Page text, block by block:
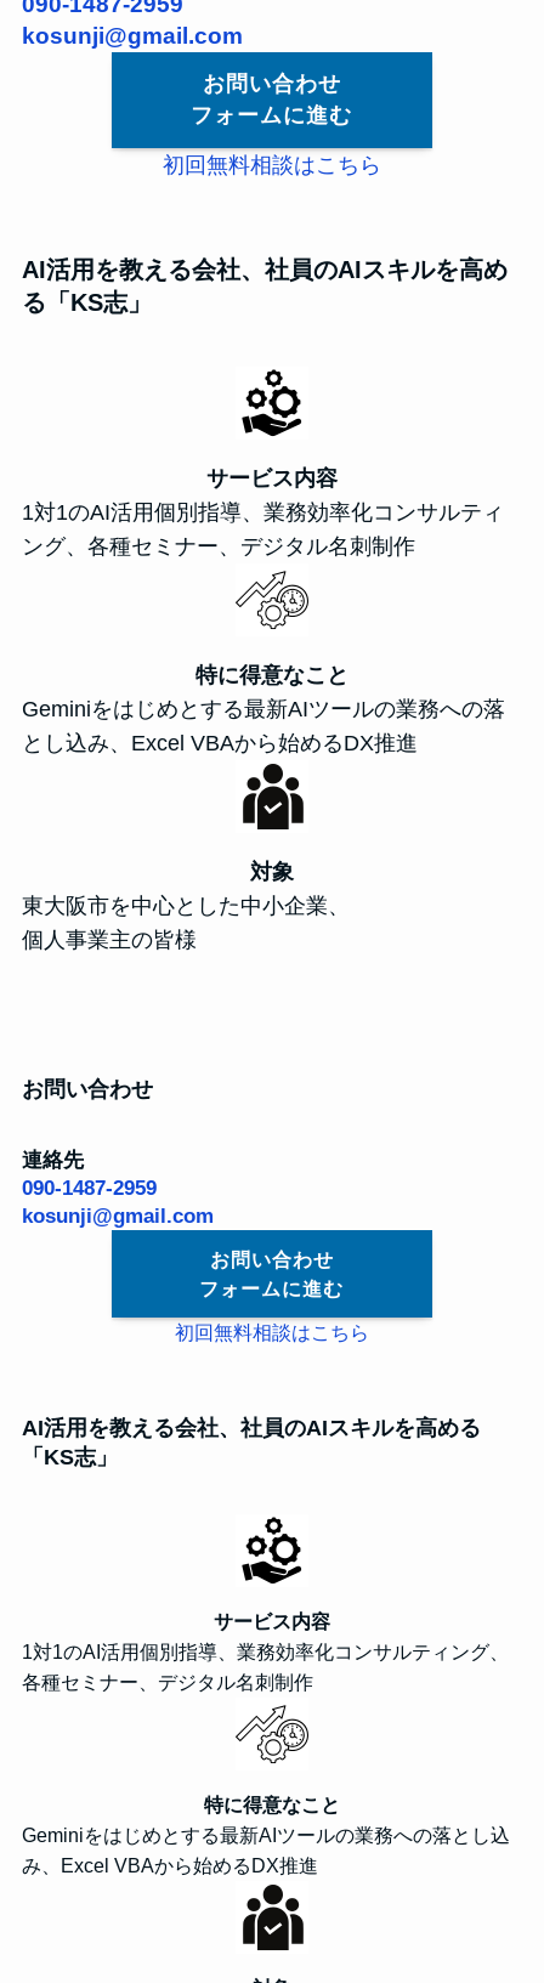
kosunji@gmail.com
お問い合わせ
フォームに進む
初回無料相談はこちら
AI活用を教える会社、社員のAIスキルを高め
る「KS志」
サービス内容
1対1のAI活用個別指導、業務効率化コンサルティ
ング、各種セミナー、デジタル名刺制作
特に得意なこと
Geminiをはじめとする最新AIツールの業務への落
とし込み、Excel VBAから始めるDX推進
対象
東大阪市を中心とした中小企業、
個人事業主の皆様
お問い合わせ
連絡先
090-1487-2959
kosunji@gmail.com
お問い合わせ
フォームに進む
初回無料相談はこちら
AI活用を教える会社、社員のAIスキルを高める
「KS志」
サービス内容
1対1のAI活用個別指導、業務効率化コンサルティング、
各種セミナー、デジタル名刺制作
特に得意なこと
Geminiをはじめとする最新AIツールの業務への落とし込
み、Excel VBAから始めるDX推進